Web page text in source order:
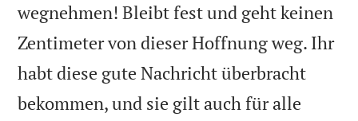
wegnehmen! Bleibt fest und geht keinen
Zentimeter von dieser Hoffnung weg. Ihr
habt diese gute Nachricht überbracht
bekommen, und sie gilt auch für alle